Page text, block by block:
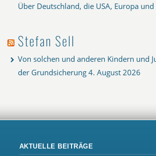
Über Deutschland, die USA, Europa
Stefan Sell
Von solchen und anderen Kindern und
der Grundsicherung 4. August 2026
AKTUELLE BEITRÄGE